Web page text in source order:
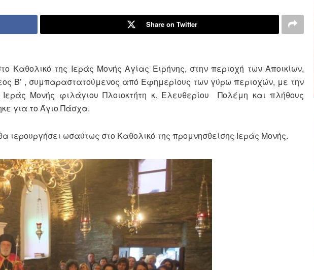
Share on Twitter
Καθολικό της Ιεράς Μονής Αγίας Ειρήνης, στην περιοχή των Αποικίων,
Β’ , συμπαραστατούμενος από Εφημερίους των γύρω περιοχών, με την
Μονής φιλάγιου Πλοιοκτήτη κ. Ελευθερίου Πολέμη και πλήθους
για το Άγιο Πάσχα.
ιερουργήσει ωσαύτως στο Καθολικό της προμνησθείσης Ιεράς Μονής.